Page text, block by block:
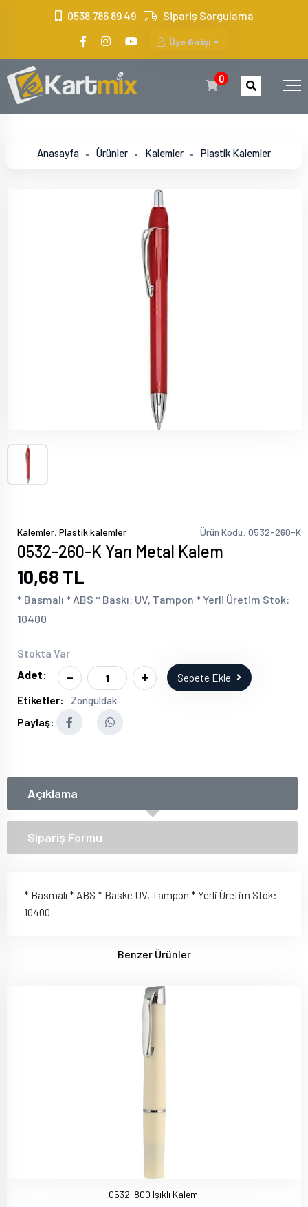
0538 786 89 49 Sipariş Sorgulama
Üye Girişi
0
Anasayfa Ürünler Kalemler Plastik Kalemler
Kalemler, Plastik kalemler Ürün Kodu: 0532-260-K
0532-260-K Yarı Metal Kalem
10,68 TL
* Basmalı * ABS * Baskı: UV, Tampon * Yerli Üretim Stok:
10400
Stokta Var
Adet:
- + Sepete Ekle
Etiketler: Zonguldak
Paylaş:
Açıklama
Sipariş Formu
* Basmalı * ABS * Baskı: UV, Tampon * Yerli Üretim Stok:
10400
Benzer Ürünler
0532-800 Işıklı Kalem